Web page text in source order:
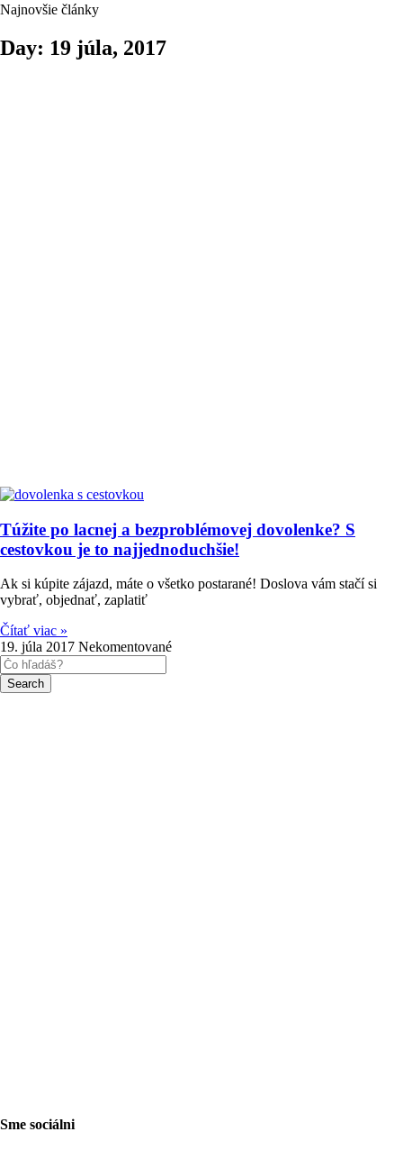
Najnovšie články
Day: 19 júla, 2017
Túžite po lacnej a bezproblémovej dovolenke? S
cestovkou je to najjednoduchšie!
Ak si kúpite zájazd, máte o všetko postarané! Doslova vám stačí si
vybrať, objednať, zaplatiť
Čítať viac »
19. júla 2017 Nekomentované
Search
Sme sociálni